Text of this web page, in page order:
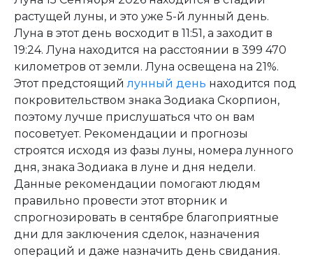
растущей луны, и это уже 5-й лунный день.
Луна в этот день восходит в 11:51, а заходит в
19:24. Луна находится на расстоянии в 399 470
километров от земли. Луна освещена на 21%.
Этот предстоящийлунный день находится под
покровительством знака Зодиака Скорпион,
поэтому лучше прислушаться что он вам
посоветует. Рекомендации и прогнозы
строятся исходя из фазы луны, номера лунного
дня, знака Зодиака в луне и дня недели.
Данные рекомендации помогают людям
правильно провести этот вторник и
спрогнозировать в сентябре благоприятные
дни для заключения сделок, назначения
операций и даже назначить день свидания.